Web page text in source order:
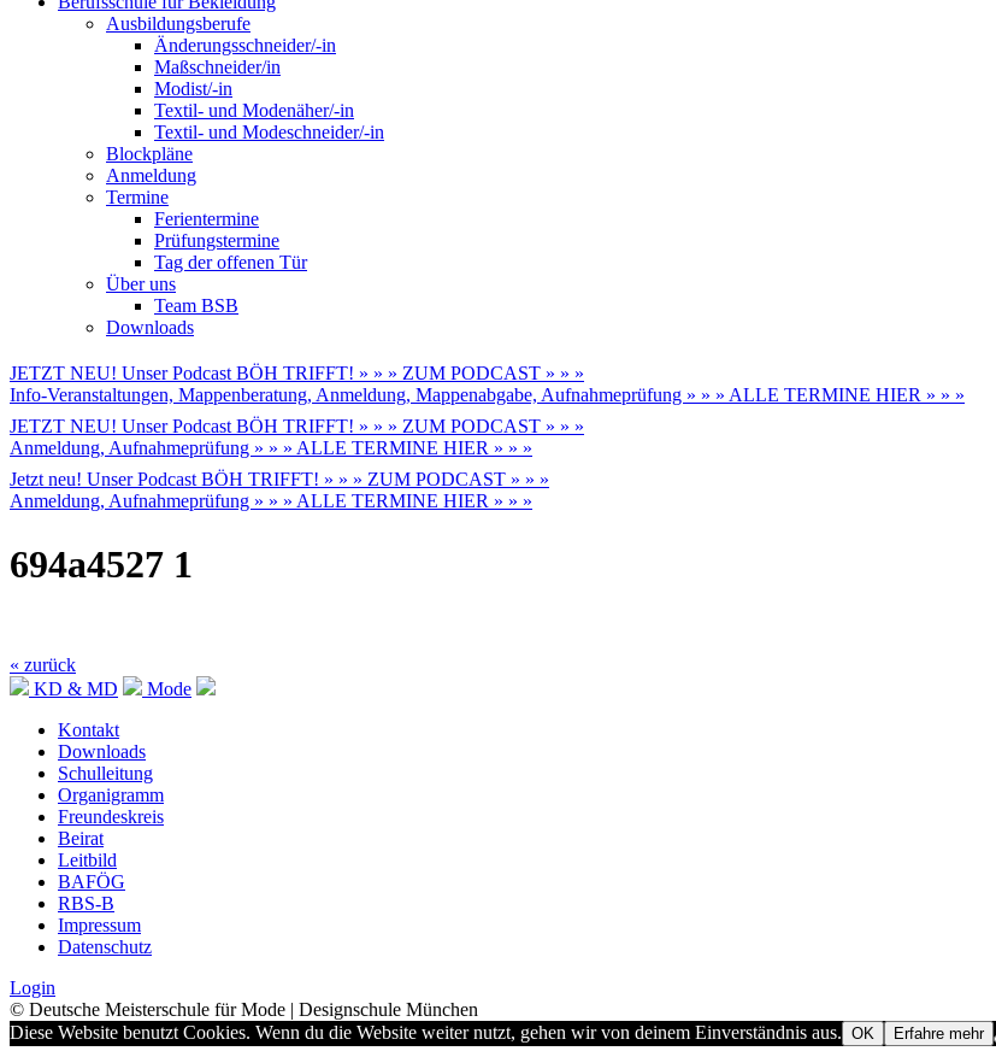
Ausbildungsberufe
Änderungsschneider/-in
Maßschneider/in
Modist/-in
Textil- und Modenäher/-in
Textil- und Modeschneider/-in
Blockpläne
Anmeldung
Termine
Ferientermine
Prüfungstermine
Tag der offenen Tür
Über uns
Team BSB
Downloads
JETZT NEU! Unser Podcast BÖH TRIFFT! » » » ZUM PODCAST » » »
Info-Veranstaltungen, Mappenberatung, Anmeldung, Mappenabgabe, Aufnahmeprüfung » » » ALLE TERMINE HIER » » »
JETZT NEU! Unser Podcast BÖH TRIFFT! » » » ZUM PODCAST » » »
Anmeldung, Aufnahmeprüfung » » » ALLE TERMINE HIER » » »
Jetzt neu! Unser Podcast BÖH TRIFFT! » » » ZUM PODCAST » » »
Anmeldung, Aufnahmeprüfung » » » ALLE TERMINE HIER » » »
694a4527 1
« zurück
KD & MD
Mode
Kontakt
Downloads
Schulleitung
Organigramm
Freundeskreis
Beirat
Leitbild
BAFÖG
RBS-B
Impressum
Datenschutz
Login
© Deutsche Meisterschule für Mode | Designschule München
Diese Website benutzt Cookies. Wenn du die Website weiter nutzt, gehen wir von deinem Einverständnis aus. OK Erfahre mehr